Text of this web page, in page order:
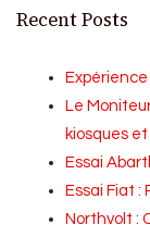
Recent Posts
Le
kiosques
Essai
Essai Fiat
Northvolt :